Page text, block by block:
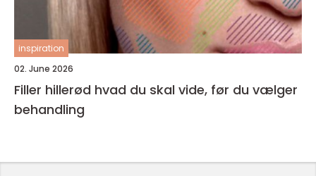
inspiration
02. June 2026
Filler hillerød hvad du skal vide, før du vælger
behandling